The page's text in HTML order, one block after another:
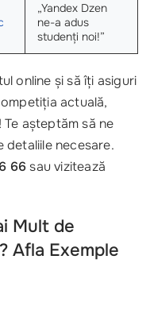
„Yandex Dzen
ne-a adus
studenți noi!”
online și să îți asiguri
actuală,
! Te așteptăm să ne
necesare.
66sau vizitează
Mult de
Afla Exemple